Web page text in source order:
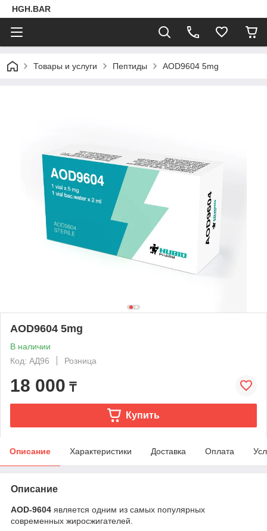
HGH.BAR
Товары и услуги Пептиды AOD9604 5mg
AOD9604 5mg
В наличии
Код: АД96
Розница
18 000 ₸
Купить
Описание Характеристики Доставка Оплата
Описание
AOD-9604 является одним из самых популярных
современных жиросжигателей.